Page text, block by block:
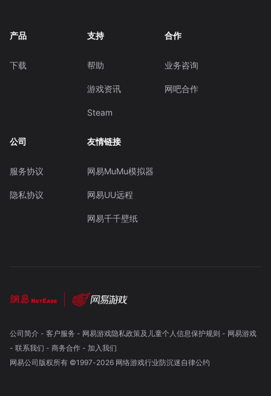
产品
下载
支持
帮助
游戏资讯
Steam
合作
业务咨询
网吧合作
公司
服务协议
隐私协议
友情链接
网易MuMu模拟器
网易UU远程
网易千千壁纸
公司简介- 客户服务 - 网易游戏隐私政策及儿童个人信息保护规则 - 网易游戏
- 联系我们 - 商务合作- 加入我们
网易公司版权所有 ©1997-2026 网络游戏行业防沉迷自律公约